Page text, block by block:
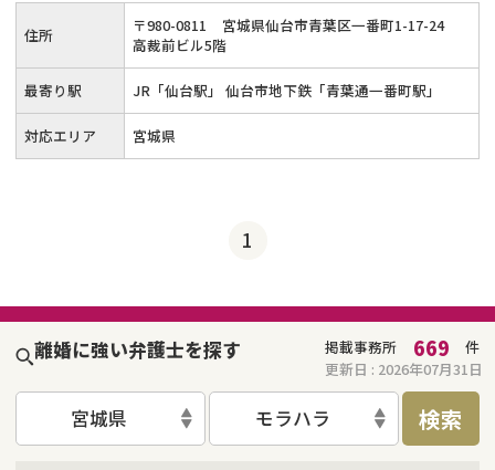
住所 〒980-0811
宮城県仙台市青葉区一番町1-17-24
高裁前ビル5階
最寄り駅 JR「仙台駅」 仙台市地下鉄「青葉通一番町駅」
対応エリア 宮城県
1
離婚に強い弁護士を探す 掲載事務所 669
件
更新日 : 2026年07月31日
宮城県 モラハラ 検索